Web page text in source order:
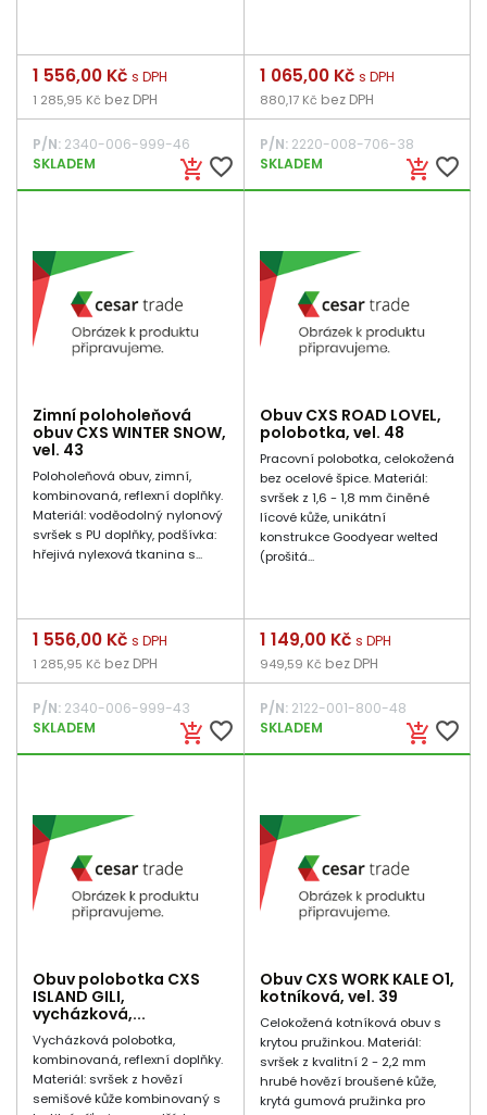
add_shopping_cart favorite_border
Cena
1 556,00 Kč s DPH
1 285,95 Kč bez DPH
P/N: 2340-006-999-46
SKLADEM
add_shopping_cart favorite_border
Cena
1 065,00 Kč s DPH
880,17 Kč bez DPH
P/N:2220-008-706-38
SKLADEM
Zimní poloholeňová
obuv CXS WINTER SNOW,
vel. 43
Poloholeňová obuv, zimní,
kombinovaná, reflexní doplňky.
Materiál: voděodolný nylonový
svršek s PU doplňky, podšívka:
hřejivá nylexová tkanina s...
add_shopping_cart favorite_border
Cena
1 556,00 Kč s DPH
1 285,95 Kč bez DPH
P/N: 2340-006-999-43
SKLADEM
Obuv CXS ROAD LOVEL,
polobotka, vel. 48
Pracovní polobotka, celokožená
bez ocelové špice. Materiál:
svršek z 1,6 - 1,8 mm činěné
lícové kůže, unikátní
konstrukce Goodyear welted
(prošitá...
add_shopping_cart favorite_border
Cena
1 149,00 Kč s DPH
949,59 Kč bez DPH
P/N:2122-001-800-48
SKLADEM
Obuv polobotka CXS
ISLAND GILI,
vycházková,...
Vycházková polobotka,
kombinovaná, reflexní doplňky.
Materiál: svršek z hovězí
semišové kůže kombinovaný s
Obuv CXS WORK KALE O1,
kotníková, vel. 39
Celokožená kotníková obuv s
krytou pružinkou. Materiál:
svršek z kvalitní 2 - 2,2 mm
hrubé hovězí broušené kůže,
krytá gumová pružinka pro